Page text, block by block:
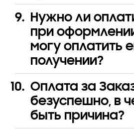
Нужно ли
при
могу оплатить
получении?
Оплата за
безуспешно, в
быть причина?